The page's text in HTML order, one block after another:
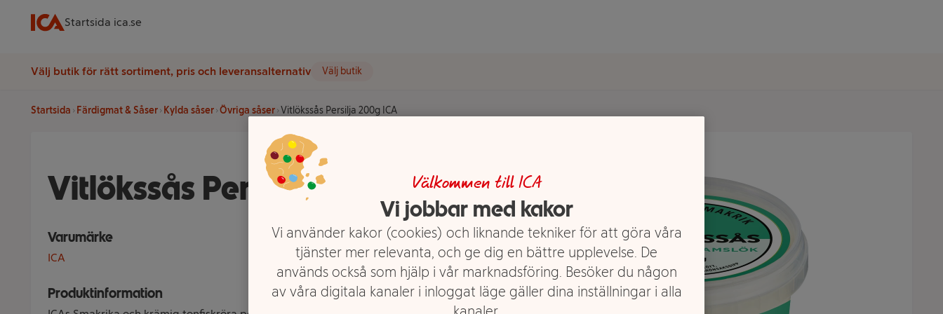
Startsida ica.se
Välj butik för rätt sortiment, pris och leveransalternativ Välj butik
Startsida Färdigmat & Såser Kylda såser Övriga såser Vitlökssås Persilja 200g ICA
Vitlökssås Persilja 200g ICA
Varumärke
ICA
Produktinformation
Välkommen till ICA
Vi jobbar med kakor
Vi använder kakor (cookies) och liknande tekniker för att göra våra
tjänster mer relevanta, och ge dig en bättre upplevelse. De
används också som hjälp i vår marknadsföring. Besöker du någon
av våra digitala kanaler i inloggat läge gäller dina inställningar i alla